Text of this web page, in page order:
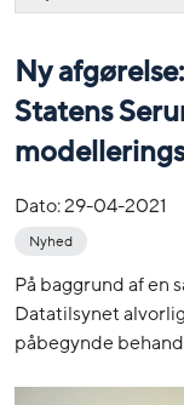
Ny
Statens
Dato:29-04-2021
Nyhed
På baggrund af en
Datatilsynet
påbegynde